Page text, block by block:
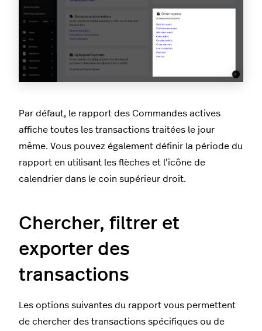
Par défaut, le rapport des Commandes actives
affiche toutes les transactions traitées le jour
même. Vous pouvez également définir la période du
rapport en utilisant les flèches et l’icône de
calendrier dans le coin supérieur droit.
Chercher, filtrer et
exporter des
transactions
Les options suivantes du rapport vous permettent
de chercher des transactions spécifiques ou de